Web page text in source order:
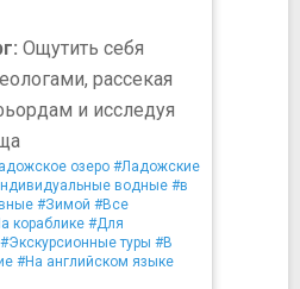
Ощутить себя
рассекая
и исследуя
озеро #Ладожские
водные #в
#Зимой #Все
кораблике #Для
#Экскурсионные туры #В
#На английском языке